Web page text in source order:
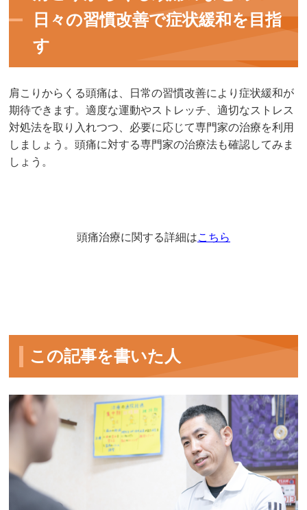
日々の習慣改善で症状緩和を目指
す
肩こりからくる頭痛は、日常の習慣改善により症状緩和が
期待できます。適度な運動やストレッチ、適切なストレス
対処法を取り入れつつ、必要に応じて専門家の治療を利用
しましょう。頭痛に対する専門家の治療法も確認してみま
しょう。
頭痛治療に関する詳細はこちら
この記事を書いた人